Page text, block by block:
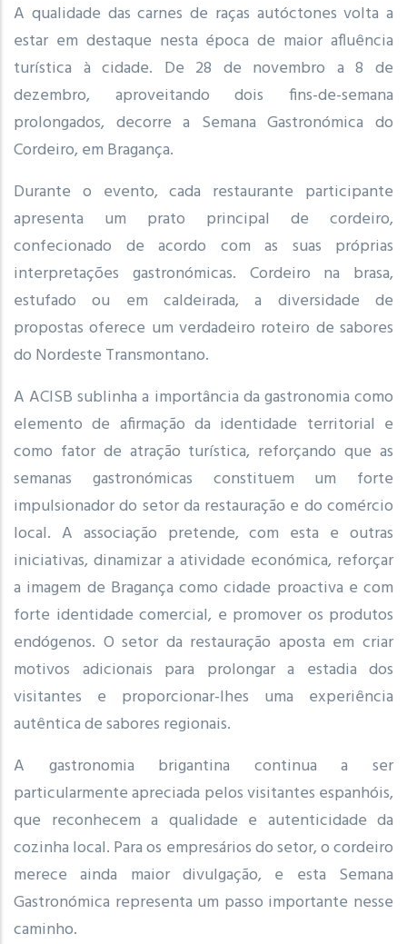
A qualidade das carnes de raças autóctones volta a
estar em destaque nesta época de maior afluência
turística à cidade. De 28 de novembro a 8 de
dezembro, aproveitando dois fins-de-semana
prolongados, decorre a Semana Gastronómica do
Cordeiro, em Bragança.
Durante o evento, cada restaurante participante
apresenta um prato principal de cordeiro,
confecionado de acordo com as suas próprias
interpretações gastronómicas. Cordeiro na brasa,
estufado ou em caldeirada, a diversidade de
propostas oferece um verdadeiro roteiro de sabores
do Nordeste Transmontano.
A ACISB sublinha a importância da gastronomia como
elemento de afirmação da identidade territorial e
como fator de atração turística, reforçando que as
semanas gastronómicas constituem um forte
impulsionador do setor da restauração e do comércio
local. A associação pretende, com esta e outras
iniciativas, dinamizar a atividade económica, reforçar
a imagem de Bragança como cidade proactiva e com
forte identidade comercial, e promover os produtos
endógenos. O setor da restauração aposta em criar
motivos adicionais para prolongar a estadia dos
visitantes e proporcionar-lhes uma experiência
autêntica de sabores regionais.
A gastronomia brigantina continua a ser
particularmente apreciada pelos visitantes espanhóis,
que reconhecem a qualidade e autenticidade da
cozinha local. Para os empresários do setor, o cordeiro
merece ainda maior divulgação, e esta Semana
Gastronómica representa um passo importante nesse
caminho.